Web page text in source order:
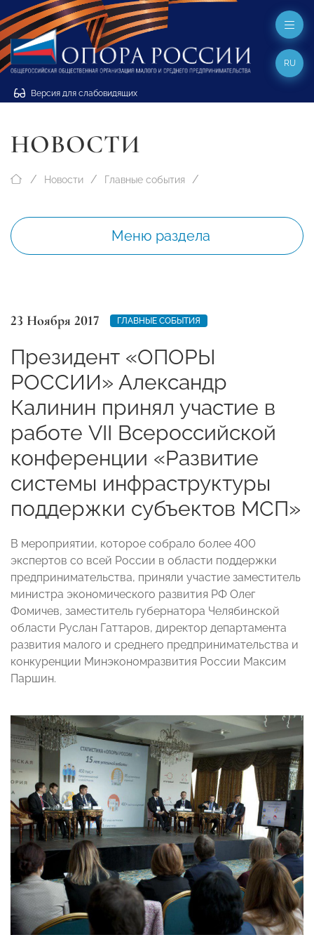
Версия для слабовидящих
RU
НОВОСТИ
Новости Главные события
Меню раздела
23 Ноября 2017 ГЛАВНЫЕ СОБЫТИЯ
Президент «ОПОРЫ
РОССИИ» Александр
Калинин принял участие в
работе VII Всероссийской
конференции «Развитие
системы инфраструктуры
поддержки субъектов МСП»
В мероприятии, которое собрало более 400
экспертов со всей России в области поддержки
предпринимательства, приняли участие заместитель
министра экономического развития РФ Олег
Фомичев, заместитель губернатора Челябинской
области Руслан Гаттаров, директор департамента
развития малого и среднего предпринимательства и
конкуренции Минэкономразвития России Максим
Паршин.